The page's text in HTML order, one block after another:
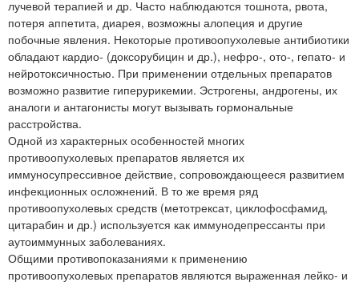
лучевой терапией и др. Часто наблюдаются тошнота, рвота,
потеря аппетита, диарея, возможны алопеция и другие
побочные явления. Некоторые противоопухолевые антибиотики
обладают кардио- (доксорубицин и др.), нефро-, ото-, гепато- и
нейротоксичностью. При применении отдельных препаратов
возможно развитие гиперурикемии. Эстрогены, андрогены, их
аналоги и антагонисты могут вызывать гормональные
расстройства.
Одной из характерных особенностей многих
противоопухолевых препаратов является их
иммуносупрессивное действие, сопровождающееся развитием
инфекционных осложнений. В то же время ряд
противоопухолевых средств (метотрексат, циклофосфамид,
цитарабин и др.) используется как иммунодепрессанты при
аутоиммунных заболеваниях.
Общими противопоказаниями к применению
противоопухолевых препаратов являются выраженная лейко- и